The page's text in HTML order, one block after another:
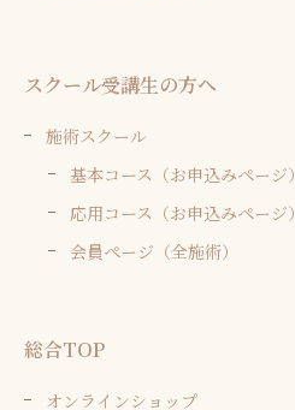
スクール受講生の方へ
施術スクール
基本コース（お申込みページ）
応用コース（お申込みページ）
会員ページ（全施術）
総合TOP
オンラインショップ